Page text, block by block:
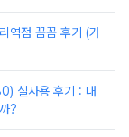
역점 꼼꼼 후기 (가
실사용 후기 : 대
?